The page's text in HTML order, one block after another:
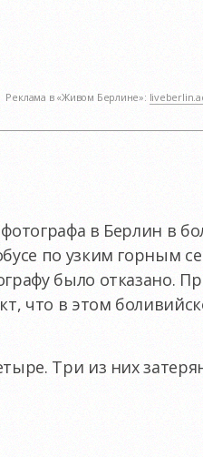
Реклама в «Живом Берлине»:
в Берлин в
по узким горным
было отказано.
что в этом
Три из них